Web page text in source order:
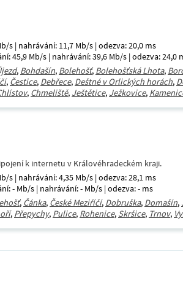
s | nahrávání: 11,7 Mb/s | odezva: 20,0 ms
45,9 Mb/s | nahrávání: 39,6 Mb/s | odezva: 24,0
, Bohdašín, Bolehošť, Bolehošťská Lhota,
, Čestice, Debřece, Deštné v Orlických horách,
, Chmeliště, Ještětice, Ježkovice,
k internetu v Královéhradeckém kraji.
s | nahrávání: 4,35 Mb/s | odezva: 28,1 ms
- Mb/s | nahrávání: - Mb/s | odezva: - ms
, Čánka, České Meziříčí, Dobruška, Domašín,
, Přepychy, Pulice, Rohenice, Skršice, Trnov,